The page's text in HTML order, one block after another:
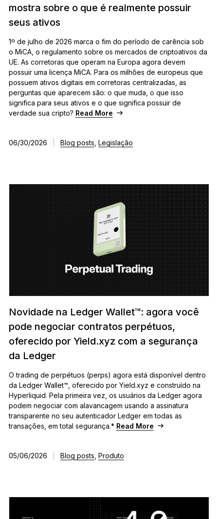
mostra sobre o que é realmente possuir
seus ativos
1º de julho de 2026 marca o fim do período de carência sob
o MiCA, o regulamento sobre os mercados de criptoativos da
UE. As corretoras que operam na Europa agora devem
possuir uma licença MiCA. Para os milhões de europeus que
possuem ativos digitais em corretoras centralizadas, as
perguntas que aparecem são: o que muda, o que isso
significa para seus ativos e o que significa possuir de
verdade sua cripto? Read More
06/30/2026 Blog posts Legislação
Novidade na Ledger Wallet™: agora você
pode negociar contratos perpétuos,
oferecido por Yield.xyz com a segurança
da Ledger
O trading de perpétuos (perps) agora está disponível dentro
da Ledger Wallet™, oferecido por Yield.xyz e construído na
Hyperliquid. Pela primeira vez, os usuários da Ledger agora
podem negociar com alavancagem usando a assinatura
transparente no seu autenticador Ledger em todas as
transações, em total segurança.* Read More
05/06/2026 Blog posts Produto